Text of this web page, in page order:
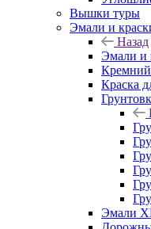
Вышки туры
Эмали и
Назад
Эмали и
Краска
Эмали